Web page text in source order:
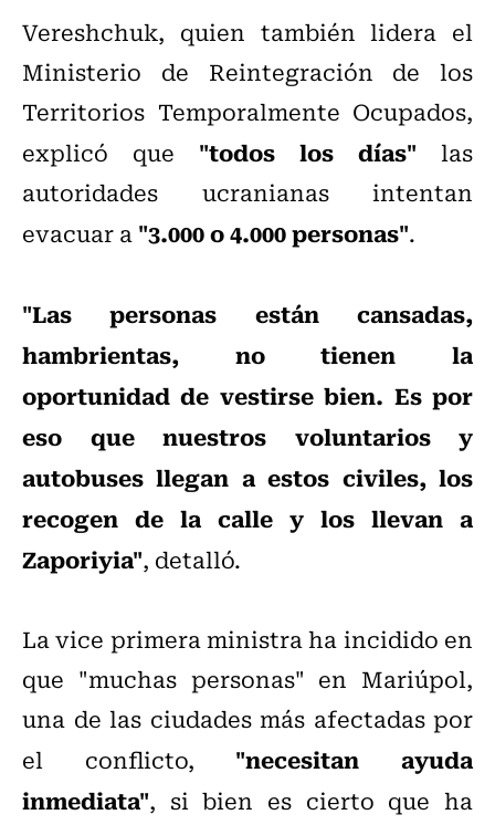
Vereshchuk, quien también lidera el
Ministerio de Reintegración de los
Territorios Temporalmente Ocupados,
explicó que "todos los días" las
autoridades ucranianas intentan
evacuar a"3.000 o 4.000 personas".
"Las personas están cansadas,
hambrientas, no tienen la
oportunidad de vestirse bien. Es por
eso que nuestros voluntarios y
autobuses llegan a estos civiles, los
recogen de la calle y los llevan a
Zaporiyia", detalló.
La vice primera ministra ha incidido en
que "muchas personas" en Mariúpol,
una de las ciudades más afectadas por
el conflicto, "necesitan ayuda
inmediata", si bien es cierto que ha